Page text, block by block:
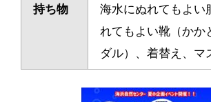
持ち物
海水にぬれてもよい
れてもよい靴（かか
ダル）、着替え、マ